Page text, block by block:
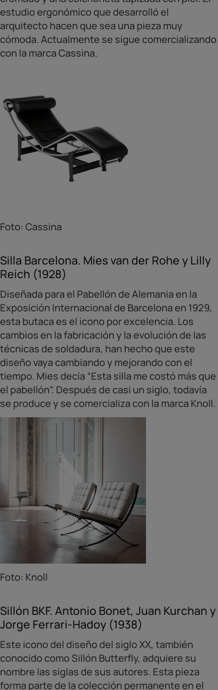
estudio ergonómico que desarrolló el
arquitecto hacen que sea una pieza muy
cómoda. Actualmente se sigue comercializando
con la marca Cassina.
Foto: Cassina
Silla Barcelona. Mies van der Rohe y Lilly
Reich (1928)
Diseñada para el Pabellón de Alemania en la
Exposición Internacional de Barcelona en 1929,
esta butaca es el icono por excelencia. Los
cambios en la fabricación y la evolución de las
técnicas de soldadura, han hecho que este
diseño vaya cambiando y mejorando con el
tiempo. Mies decía “Esta silla me costó más que
el pabellón”. Después de casi un siglo, todavía
se produce y se comercializa con la marca Knoll.
Foto: Knoll
Sillón BKF. Antonio Bonet, Juan Kurchan y
Jorge Ferrari-Hadoy (1938)
Este icono del diseño del siglo XX, también
conocido como Sillón Butterfly, adquiere su
nombre las siglas de sus autores. Esta pieza
forma parte de la colección permanente en el